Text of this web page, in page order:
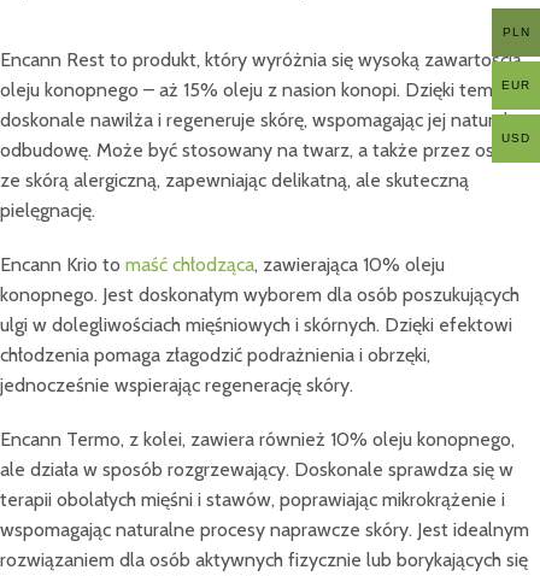
Encann Rest to produkt, który wyróżnia się wysoką zawartością
oleju konopnego – aż 15% oleju z nasion konopi. Dzięki temu
doskonale nawilża i regeneruje skórę, wspomagając jej naturalną
odbudowę. Może być stosowany na twarz, a także przez osoby
ze skórą alergiczną, zapewniając delikatną, ale skuteczną
pielęgnację.
Encann Krio to maść chłodząca, zawierająca 10% oleju
konopnego. Jest doskonałym wyborem dla osób poszukujących
ulgi w dolegliwościach mięśniowych i skórnych. Dzięki efektowi
chłodzenia pomaga złagodzić podrażnienia i obrzęki,
jednocześnie wspierając regenerację skóry.
Encann Termo, z kolei, zawiera również 10% oleju konopnego,
ale działa w sposób rozgrzewający. Doskonale sprawdza się w
terapii obolałych mięśni i stawów, poprawiając mikrokrążenie i
wspomagając naturalne procesy naprawcze skóry. Jest idealnym
rozwiązaniem dla osób aktywnych fizycznie lub borykających się
PLN
EUR
USD